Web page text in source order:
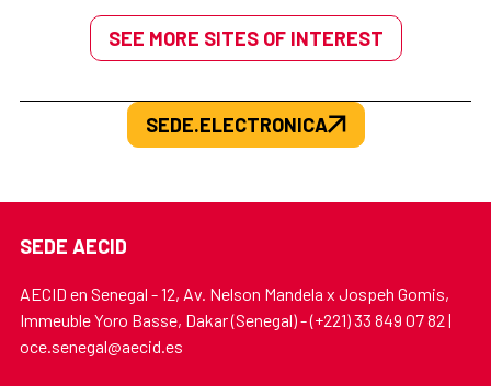
SEE MORE SITES OF INTEREST
SEDE.ELECTRONICA
SEDE AECID
AECID en Senegal - 12, Av. Nelson Mandela x Jospeh Gomis,
Immeuble Yoro Basse, Dakar (Senegal) - (+221) 33 849 07 82 |
oce.senegal@aecid.es